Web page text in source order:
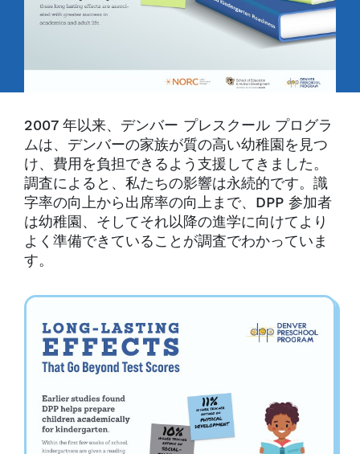
2007 年以来、デンバー プレスクール プログラ
ムは、デンバーの家族が質の高い幼稚園を見つ
け、費用を負担できるよう支援してきました。
調査によると、私たちの影響は永続的です。識
字率の向上から出席率の向上まで、DPP 参加者
は幼稚園、そしてそれ以降の進学に向けてより
よく準備できていることが調査でわかっていま
す。